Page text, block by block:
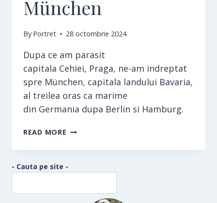
München
By Portret 28 octombrie 2024
Dupa ce am parasit
capitala Cehiei, Praga, ne-am indreptat
spre München, capitala landului Bavaria,
al treilea oras ca marime
din Germania dupa Berlin si Hamburg.
READ MORE MÜNCHEN
- Cauta pe site -